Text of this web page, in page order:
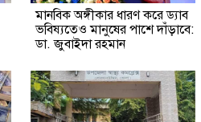
মানবিক অঙ্গীকার ধারণ করে ড্যাব
ভবিষ্যতেও মানুষের পাশে দাঁড়াবে:
ডা. জুবাইদা রহমান